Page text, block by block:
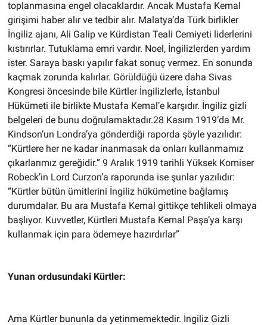
toplanmasına engel olacaklardır. Ancak Mustafa Kemal
girişimi haber alır ve tedbir alır. Malatya’da Türk birlikler
İngiliz ajanı, Ali Galip ve Kürdistan Teali Cemiyeti liderlerini
kıstırırlar. Tutuklama emri vardır. Noel, İngilizlerden yardım
ister. Saraya baskı yapılır fakat sonuç vermez. En sonunda
kaçmak zorunda kalırlar. Görüldüğü üzere daha Sivas
Kongresi öncesinde bile Kürtler İngilizlerle, İstanbul
Hükümeti ile birlikte Mustafa Kemal’e karşıdır. İngiliz gizli
belgeleri de bunu doğrulamaktadır.28 Kasım 1919’da Mr.
Kindson’un Londra’ya gönderdiği raporda şöyle yazılıdır:
“Kürtlere her ne kadar inanmasak da onları kullanmamız
çıkarlarımız gereğidir.” 9 Aralık 1919 tarihli Yüksek Komiser
Robeck’in Lord Curzon’a raporunda ise şunlar yazılıdır:
“Kürtler bütün ümitlerini İngiliz hükümetine bağlamış
durumdalar. Bu ara Mustafa Kemal gittikçe tehlikeli olmaya
başlıyor. Kuvvetler, Kürtleri Mustafa Kemal Paşa’ya karşı
kullanmak için para ödemeye hazırdırlar”
Yunan ordusundaki Kürtler:
Ama Kürtler bununla da yetinmemektedir. İngiliz Gizli